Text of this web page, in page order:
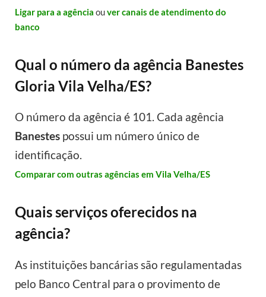
Ligar para a agência ouver canais de atendimento do
banco
Qual o número da agência Banestes
Gloria Vila Velha/ES?
O número da agência é 101. Cada agência
Banestes possui um número único de
identificação.
Comparar com outras agências em Vila Velha/ES
Quais serviços oferecidos na
agência?
As instituições bancárias são regulamentadas
pelo Banco Central para o provimento de